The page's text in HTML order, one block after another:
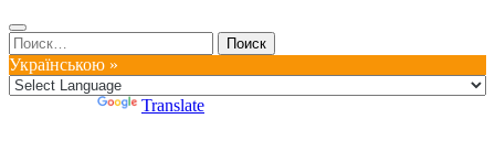
Найти:
Українською »
Translate